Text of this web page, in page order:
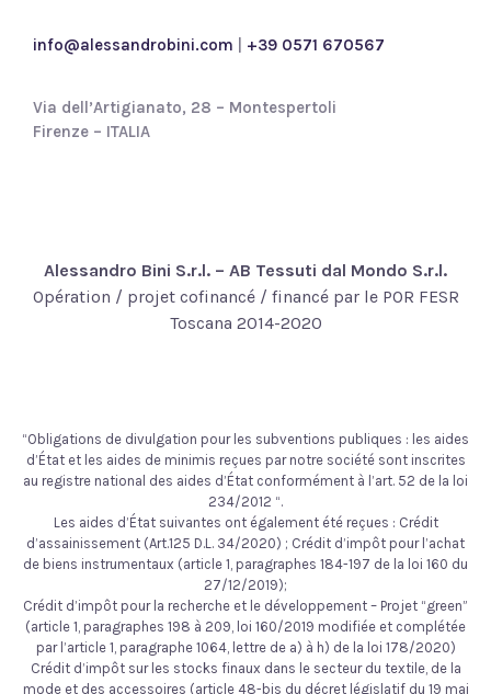
info@alessandrobini.com +39 0571 670567
Via dell’Artigianato, 28 – Montespertoli
Firenze – ITALIA
Alessandro Bini S.r.l. – AB Tessuti dal Mondo S.r.l.
Opération / projet cofinancé / financé par le POR FESR
Toscana 2014-2020
“Obligations de divulgation pour les subventions publiques : les aides
d’État et les aides de minimis reçues par notre société sont inscrites
au registre national des aides d’État conformément à l’art. 52 de la loi
234/2012 “.
Les aides d’État suivantes ont également été reçues : Crédit
d’assainissement (Art.125 D.L. 34/2020) ; Crédit d’impôt pour l’achat
de biens instrumentaux (article 1, paragraphes 184-197 de la loi 160 du
27/12/2019);
Crédit d’impôt pour la recherche et le développement – Projet “green”
(article 1, paragraphes 198 à 209, loi 160/2019 modifiée et complétée
par l’article 1, paragraphe 1064, lettre de a) à h) de la loi 178/2020)
Crédit d’impôt sur les stocks finaux dans le secteur du textile, de la
mode et des accessoires (article 48-bis du décret législatif du 19 mai